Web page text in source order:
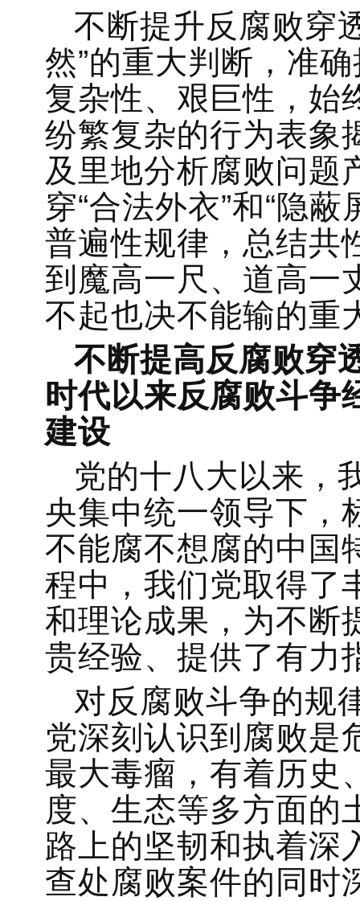
不断提升反腐败穿
然”的重大判断，准
复杂性、艰巨性，始
纷繁复杂的行为表象
及里地分析腐败问题
穿“合法外衣”和“隐
普遍性规律，总结共
到魔高一尺、道高一
不起也决不能输的重
不断提高反腐败穿
时代以来反腐败斗争
建设
党的十八大以来，
央集中统一领导下，
不能腐不想腐的中国
程中，我们党取得了
和理论成果，为不断
贵经验、提供了有力
对反腐败斗争的规
党深刻认识到腐败是
最大毒瘤，有着历史
度、生态等多方面的
路上的坚韧和执着深
查处腐败案件的同时